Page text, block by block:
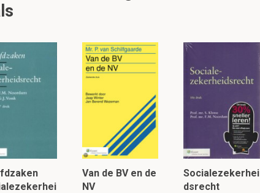
terugkoppeling is essentieel voor (het
3
beschikbaar voor hoofdstuk 1.3
zien
Van de BV en de
NV
Socialezekerhei
dsrecht